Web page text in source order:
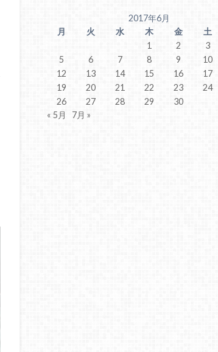
2017年6月
月
火 水 木 金 土
1
2 3
5
6 7 8 9 10
12
13 14 15 16 17
19
20 21 22 23 24
26
27 28 29
30
« 5月
7月 »